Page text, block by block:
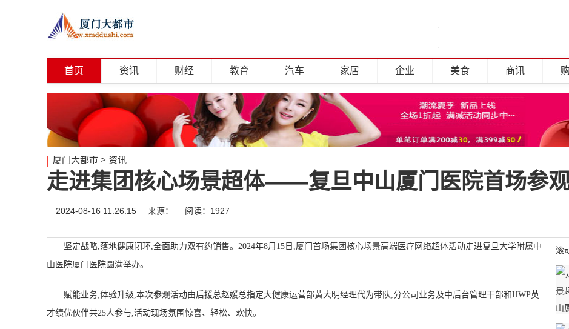
首页 资讯 财经 教育 汽车 家居 企业 美食 商讯
厦门大都市 > 资讯
走进集团核心场景超体——复旦中山厦门医院首场参
2024-08-16 11:26:15 来源： 阅读：1927
坚定战略,落地健康闭环,全面助力双有约销售。2024年8月15日,厦门首场集团核心场景高端医疗网络超体活动走进复旦大学附属中
山医院厦门医院圆满举办。
赋能业务,体验升级,本次参观活动由后援总赵媛总指定大健康运营部黄大明经理代为带队,分公司业务及中后台管理干部和HWP英
才绩优伙伴共25人参与,活动现场氛围惊喜、轻松、欢快。
滚